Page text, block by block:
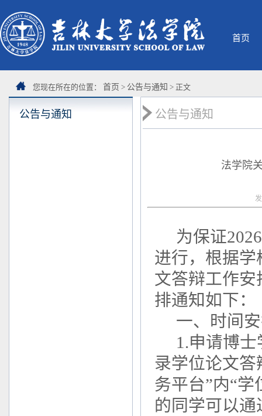
首页
您现在所在的位置： 首页 > 公告与通知 > 正文
公告与通知 公告与通知
法学院
为保证
进行，根据学
文答辩工作
排通知如下：
一、时间
1.申请博
录学位论文
务平台”内“学
的同学可以通